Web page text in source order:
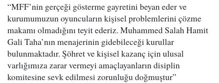
“MFF’nin gerçeği gösterme gayretini beyan eder ve
kurumumuzun oyuncuların kişisel problemlerini çözme
makamı olmadığını teyit ederiz. Muhammed Salah Hamit
Gali Taha’nın menajerinin gidebileceği kurullar
bulunmaktadır. Şöhret ve kişisel kazanç için ulusal
varlığımıza zarar vermeyi amaçlayanların disiplin
komitesine sevk edilmesi zorunluğu doğmuştur”